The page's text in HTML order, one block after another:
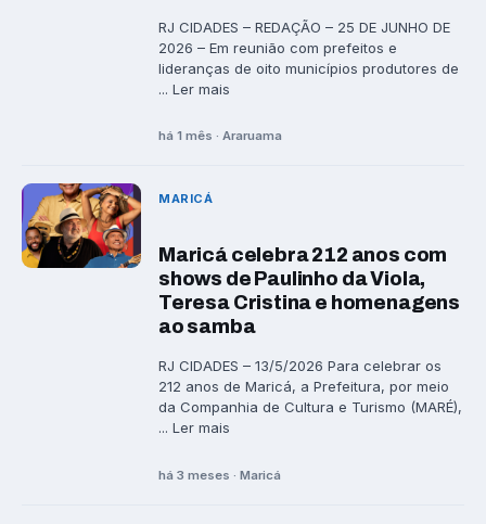
RJ CIDADES – REDAÇÃO – 25 DE JUNHO DE
2026 – Em reunião com prefeitos e
lideranças de oito municípios produtores de
... Ler mais
há 1 mês · Araruama
MARICÁ
Maricá celebra 212 anos com
shows de Paulinho da Viola,
Teresa Cristina e homenagens
ao samba
RJ CIDADES – 13/5/2026 Para celebrar os
212 anos de Maricá, a Prefeitura, por meio
da Companhia de Cultura e Turismo (MARÉ),
... Ler mais
há 3 meses · Maricá